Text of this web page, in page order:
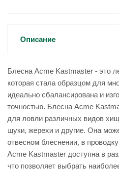
Описание
Блесна Acme Kastmaster - это
которая стала образцом для
идеально сбалансирована и
точностью. Блесна Acme
для ловли различных видов
щуки, жерехи и другие. Она
отвесном блеснении, в
Acme Kastmaster доступна в
что позволяет выбрать